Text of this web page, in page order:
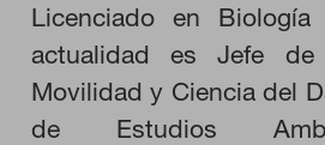
Licenciado en
actualidad es Jefe
Movilidad y Ciencia del
de Estudios